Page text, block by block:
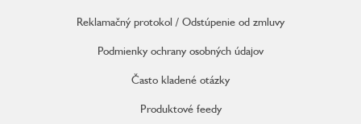
Reklamačný protokol / Odstúpenie od zmluvy
Podmienky ochrany osobných údajov
Často kladené otázky
Produktové feedy